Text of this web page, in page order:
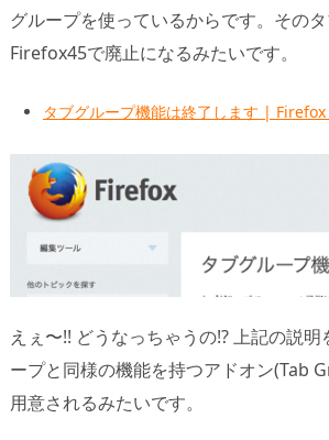
グループを使っているからです。そのタ
Firefox45で廃止になるみたいです。
タブグループ機能は終了します |
えぇ〜!! どうなっちゃうの!? 上記の説
ープと同様の機能を持つアドオン(Tab
用意されるみたいです。